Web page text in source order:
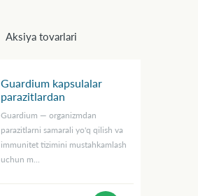
Aksiya tovarlari
Guardium kapsulalar
parazitlardan
Guardium — organizmdan
parazitlarni samarali yo'q qilish va
immunitet tizimini mustahkamlash
uchun m...